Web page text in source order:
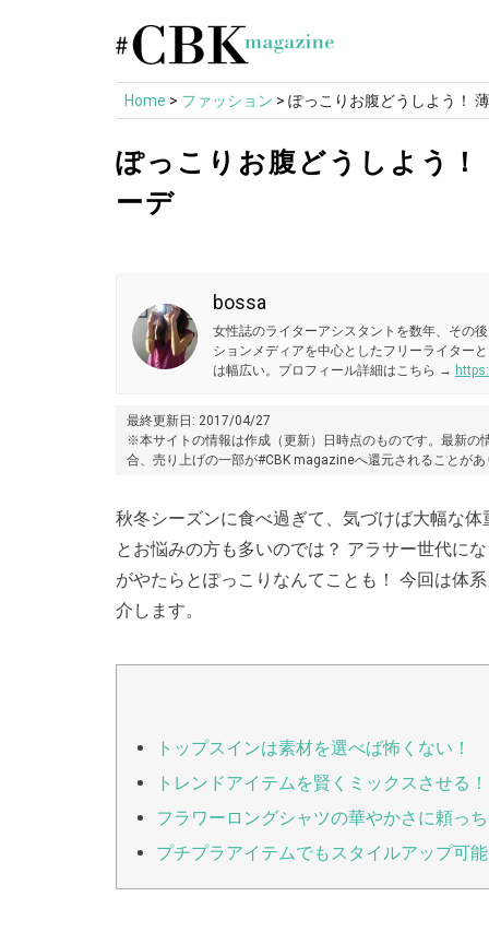
content
Home > ファッション >ぽっこりお腹どうしよう！
ぽっこりお腹どうしよう
ーデ
bossa
女性誌のライターアシスタントを数年、その
ションメディアを中心としたフリーライター
は幅広い。プロフィール詳細はこちら →
最終更新日: 2017/04/27
※本サイトの情報は作成（更新）日時点のものです。最新の
合、売り上げの一部が#CBK magazineへ還元されることがあ
秋冬シーズンに食べ過ぎて、気づけば大幅な
とお悩みの方も多いのでは？ アラサー世代に
がやたらとぽっこりなんてことも！ 今回は体
介します。
トップスインは素材を選べば怖くない！
トレンドアイテムを賢くミックスさせる！
フラワーロングシャツの華やかさに頼っ
プチプラアイテムでもスタイルアップ可